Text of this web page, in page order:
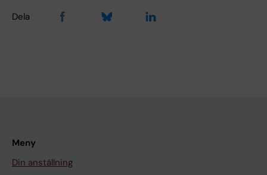
Dela
Meny
Din anställning